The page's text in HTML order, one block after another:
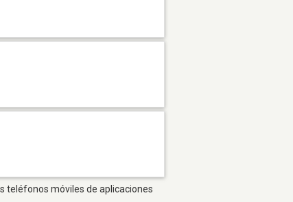
teléfonos móviles de aplicaciones